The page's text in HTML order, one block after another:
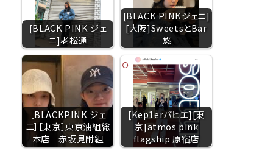
[BLACK PINK ジェ
ニ]老松通
[BLACK PINKジェニ]
[大阪]SweetsとBar
悠
［BLACKPINK ジェ
ニ］［東京］東京油組総
本店 赤坂見附組
[Kep1erバヒエ][東
京]atmos pink
flagship 原宿店